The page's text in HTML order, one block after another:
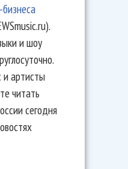
и шоу
и артисты
читать
сегодня